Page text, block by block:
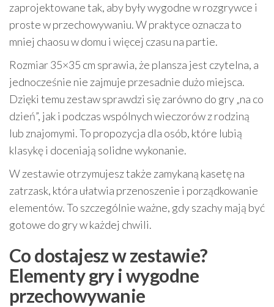
zaprojektowane tak, aby były wygodne w rozgrywce i
proste w przechowywaniu. W praktyce oznacza to
mniej chaosu w domu i więcej czasu na partie.
Rozmiar 35×35 cm sprawia, że plansza jest czytelna, a
jednocześnie nie zajmuje przesadnie dużo miejsca.
Dzięki temu zestaw sprawdzi się zarówno do gry „na co
dzień”, jak i podczas wspólnych wieczorów z rodziną
lub znajomymi. To propozycja dla osób, które lubią
klasykę i doceniają solidne wykonanie.
W zestawie otrzymujesz także zamykaną kasetę na
zatrzask, która ułatwia przenoszenie i porządkowanie
elementów. To szczególnie ważne, gdy szachy mają być
gotowe do gry w każdej chwili.
Co dostajesz w zestawie?
Elementy gry i wygodne
przechowywanie